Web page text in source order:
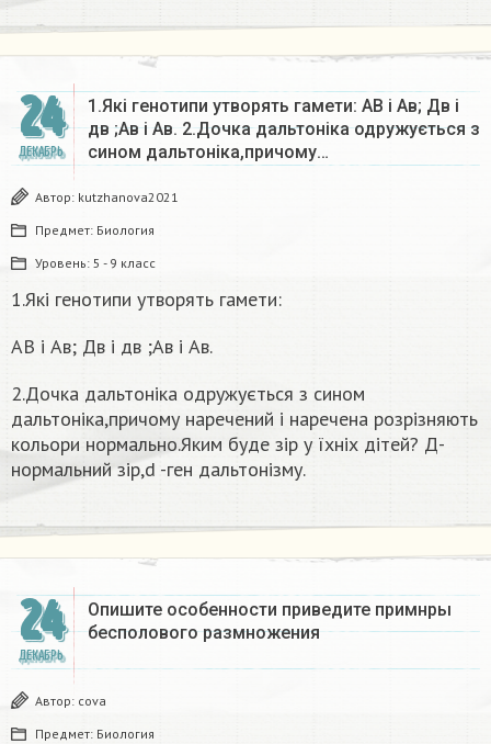
24
ДЕКАБРЬ
1.Які генотипи утворять гамети: АВ і Ав; Дв і
дв ;Ав і Ав. 2.Дочка дальтоніка одружується з
сином дальтоніка,причому…
Автор: kutzhanova2021
Предмет: Биология
Уровень: 5 - 9 класс
1.Які генотипи утворять гамети:
АВ і Ав; Дв і дв ;Ав і Ав.
2.Дочка дальтоніка одружується з сином
дальтоніка,причому наречений і наречена розрізняють
кольори нормально.Яким буде зір у їхніх дітей? Д-
нормальний зір,d -ген дальтонізму.
24
ДЕКАБРЬ
Опишите особенности приведите примнры
бесполового размножения
Автор: covа
Предмет: Биология